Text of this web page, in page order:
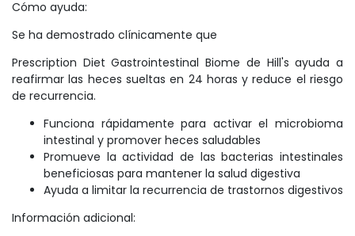
Cómo ayuda:
Se ha demostrado clínicamente que
Prescription Diet Gastrointestinal Biome de Hill's ayuda a
reafirmar las heces sueltas en 24 horas y reduce el riesgo
de recurrencia.
Funciona rápidamente para activar el microbioma
intestinal y promover heces saludables
Promueve la actividad de las bacterias intestinales
beneficiosas para mantener la salud digestiva
Ayuda a limitar la recurrencia de trastornos digestivos
Información adicional: